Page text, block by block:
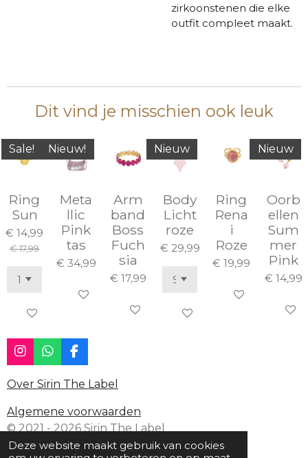
Deze website maakt gebruik van cookies
zirkoonstenen die elke
outfit compleet maakt.
Dit vind je misschien ook leuk
Sale!
Ring
Sun
€ 14,99
€ 17,99
In winkelwagen
Nieuw!
Meta
llic
Pink
tas
€ 34,99
In winkelwagen
Arm
band
Boss
Fuch
sia
€ 17,99
In winkelwagen
Nieuw
Body
Licht
roze
€ 29,99
In winkelwagen
Ring
Rena
i
Roze
€ 19,99
In winkelwagen
Nieuw
Oorb
ellen
Sum
mer
Pink
€ 14,99
In
I
n
s
t
a
g
r
a
W
h
a
t
s
A
p
p
F
a
c
e
b
o
o
k
Over Sirin The Label
Algemene voorwaarden
© 2021 - 2026 Sirin The Label